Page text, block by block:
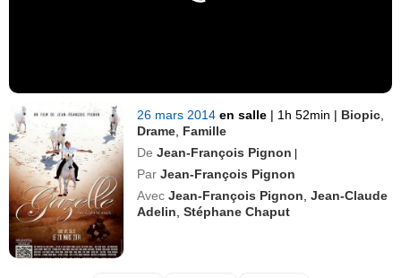
26 mars 2014en salle | 1h 52min | Biopic
Drame Famille
De Jean-François Pignon |
Par Jean-François Pignon
Avec Jean-François Pignon ,Jean-Claude
Adelin ,Stéphane Chaput